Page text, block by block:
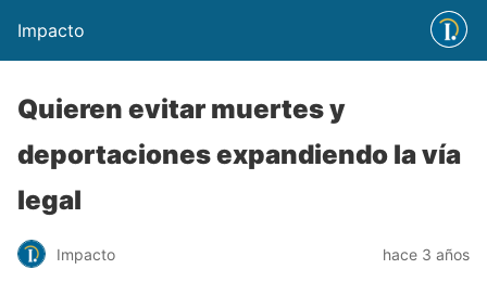
Impacto
Quieren evitar muertes y
deportaciones expandiendo la vía
legal
Impacto hace 3 años